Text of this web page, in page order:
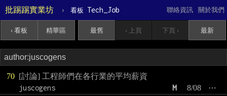
批踢踢實業坊 › 看板 Tech_Job 關於我們
聯絡資訊
‹ 看板 精華區 最舊 ‹ 上頁 下頁 › 最新
70 [討論] 工程師們在各行業的平均薪資
juscogens
⋯
8/08
M